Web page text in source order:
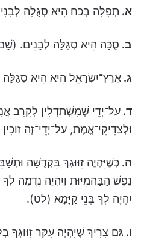
א. תְּפִלָּה בְּכֹחַ הִיא סְגֻלָּה
ב. סֻכָּה הִיא סְגֻלָּה לְבָנִים.
ג. אֶרֶץ־יִשְׂרָאֵל הִיא הִיא
ד. עַל־יְדֵי שֶׁמִּשְׁתַּדְּלִין לְקָרֵב
וּלְצַדִּיקֵי־אֱמֶת, עַל־יְדֵי־זֶה
ה. כְּשֶׁיִּהְיֶה זִוּוּגְךָ בִּקְדֻשָּׁה
נֶפֶשׁ הַבַּהֲמִיּוּת וְיִהְיֶה נִדְמֶה
יִהְיֶה לְךָ בְּנֵי קַיָּמָא (לט).
ו. גַּם צָרִיךְ שֶׁיִּהְיֶה עִקַּר זִוּוּגְךָ